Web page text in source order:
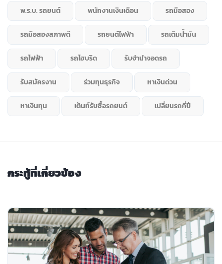
พ.ร.บ. รถยนต์ พนักงานเงินเดือน รถมือสอง
รถมือสองสภาพดี รถยนต์ไฟฟ้า รถเติมน้ำมัน
รถไฟฟ้า รถไฮบริด รับจำนำจอดรถ
รับสมัครงาน ร่วมทุนธุรกิจ หาเงินด่วน
หาเงินทุน เต็นท์รับซื้อรถยนต์ เปลี่ยนรถกี่ปี
กระทู้ที่เกี่ยวข้อง